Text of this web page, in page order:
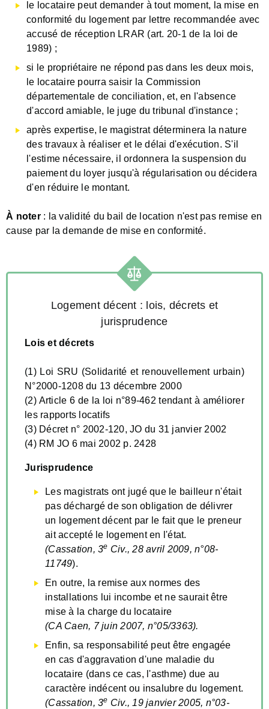
le locataire peut demander à tout moment, la mise en
conformité du logement par lettre recommandée avec
accusé de réception LRAR (art. 20-1 de la loi de
1989) ;
si le propriétaire ne répond pas dans les deux mois,
le locataire pourra saisir la Commission
départementale de conciliation, et, en l'absence
d'accord amiable, le juge du tribunal d'instance ;
après expertise, le magistrat déterminera la nature
des travaux à réaliser et le délai d'exécution. S'il
l'estime nécessaire, il ordonnera la suspension du
paiement du loyer jusqu'à régularisation ou décidera
d'en réduire le montant.
À noter: la validité du bail de location n'est pas remise en
cause par la demande de mise en conformité.
Logement décent : lois, décrets et
jurisprudence
Lois et décrets
(1) Loi SRU (Solidarité et renouvellement urbain)
N°2000-1208 du 13 décembre 2000
(2) Article 6 de la loi n°89-462 tendant à améliorer
les rapports locatifs
(3) Décret n° 2002-120, JO du 31 janvier 2002
(4) RM JO 6 mai 2002 p. 2428
Jurisprudence
Les magistrats ont jugé que le bailleur n'était
pas déchargé de son obligation de délivrer
un logement décent par le fait que le preneur
ait accepté le logement en l'état.
(Cassation, 3e Civ., 28 avril 2009, n°08-
11749).
En outre, la remise aux normes des
installations lui incombe et ne saurait être
mise à la charge du locataire
(CA Caen, 7 juin 2007, n°05/3363).
Enfin, sa responsabilité peut être engagée
en cas d'aggravation d'une maladie du
locataire (dans ce cas, l'asthme) due au
caractère indécent ou insalubre du logement.
(Cassation, 3e Civ., 19 janvier 2005, n°03-